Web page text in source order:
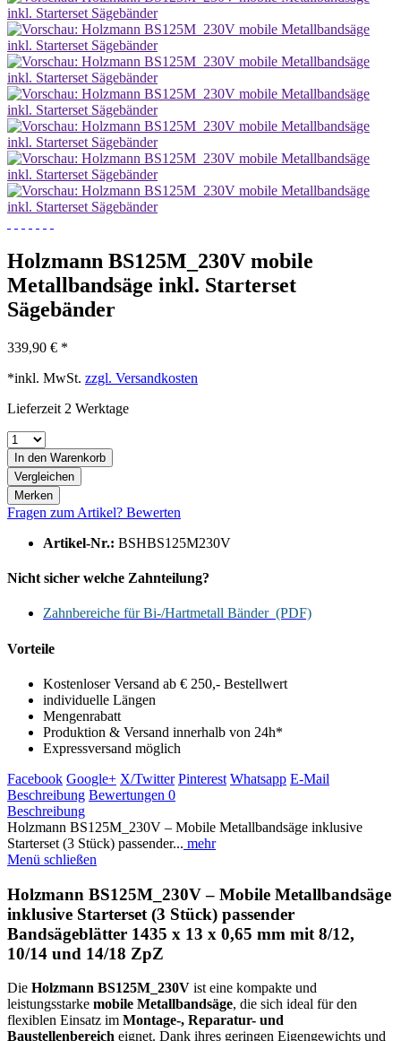
Holzmann BS125M_230V mobile
Metallbandsäge inkl. Starterset
Sägebänder
339,90 € *
*inkl. MwSt. zzgl. Versandkosten
Lieferzeit 2 Werktage
In den Warenkorb
Vergleichen
Merken
Fragen zum Artikel? Bewerten
Artikel-Nr.: BSHBS125M230V
Nicht sicher welche Zahnteilung?
Zahnbereiche für Bi-/Hartmetall Bänder (PDF)
Vorteile
Kostenloser Versand ab € 250,- Bestellwert
individuelle Längen
Mengenrabatt
Produktion & Versand innerhalb von 24h*
Expressversand möglich
Facebook Google+ X/Twitter Pinterest Whatsapp E-Mail
Beschreibung Bewertungen 0
Beschreibung
Holzmann BS125M_230V – Mobile Metallbandsäge inklusive
Starterset (3 Stück) passender... mehr
Menü schließen
Holzmann BS125M_230V – Mobile Metallbandsäge
inklusive Starterset (3 Stück) passender
Bandsägeblätter 1435 x 13 x 0,65 mm mit 8/12,
10/14 und 14/18 ZpZ
Die Holzmann BS125M_230V ist eine kompakte und
leistungsstarke mobile Metallbandsäge, die sich ideal für den
flexiblen Einsatz im Montage-, Reparatur- und
Baustellenbereich eignet. Dank ihres geringen Eigengewichts und